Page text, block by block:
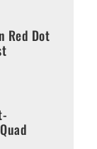
Red Dot